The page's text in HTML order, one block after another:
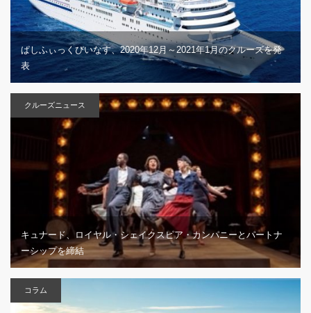
ぱしふぃっくびいなす、2020年12月～2021年1月のクルーズを発
表
クルーズニュース
キュナード、ロイヤル・シェイクスピア・カンパニーとパートナ
ーシップを締結
コラム